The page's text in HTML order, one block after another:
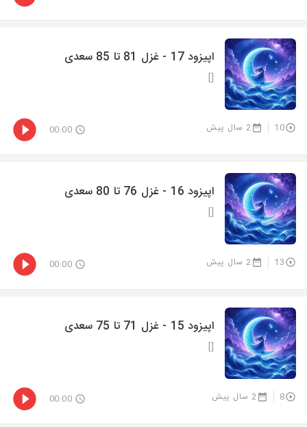
اپیزود 17 - غزل 81 تا 85 سعدی
[]
10 2 سال پیش 00:00
اپیزود 16 - غزل 76 تا 80 سعدی
[]
13 2 سال پیش 00:00
اپیزود 15 - غزل 71 تا 75 سعدی
[]
8 2 سال پیش 00:00